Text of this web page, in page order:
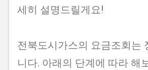
세히 설명드릴게요!
전북도시가스의 요금조회는
니다. 아래의 단계에 따라 해